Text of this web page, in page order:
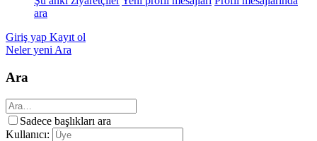
ara
Giriş yap Kayıt ol
Neler yeniAra
Ara
Sadece başlıkları ara
Kullanıcı: